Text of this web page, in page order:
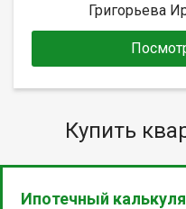
Григорьева
Купить
Ипотечный